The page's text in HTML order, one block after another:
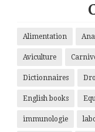
Alimentation
Aviculture
Dictionnaires
English books
immunologie